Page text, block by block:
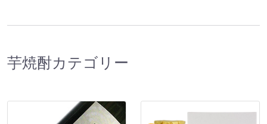
芋焼酎カテゴリー